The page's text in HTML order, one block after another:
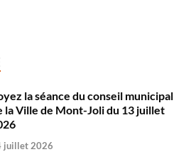
la séance du conseil municipal
la Ville de Mont-Joli du 13 juillet
juillet 2026